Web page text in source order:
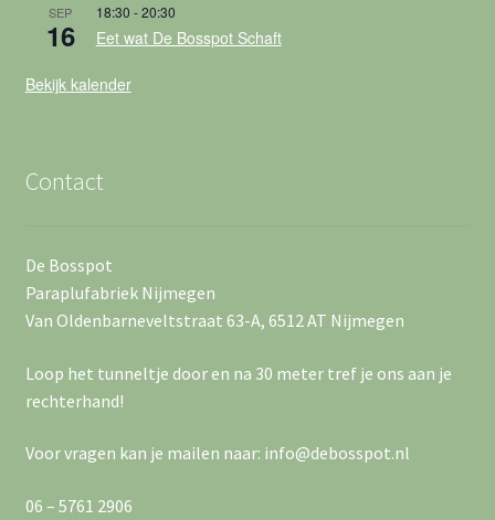
SEP
16
18:30 -20:30
Eet wat De Bosspot Schaft
Bekijk kalender
Contact
De Bosspot
Paraplufabriek Nijmegen
Van Oldenbarneveltstraat 63-A, 6512 AT Nijmegen
Loop het tunneltje door en na 30 meter tref je ons aan je
rechterhand!
Voor vragen kan je mailen naar: info@debosspot.nl
06 – 5761 2906